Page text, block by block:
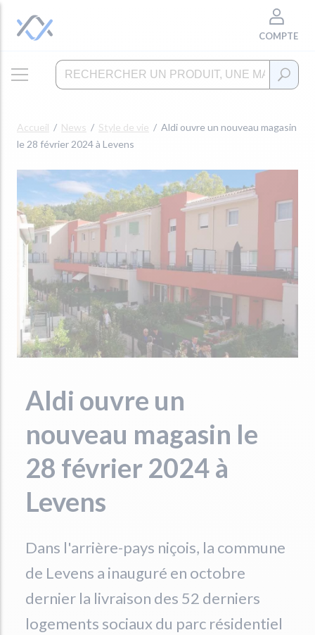
COMPTE
Accueil News Style de vie
Aldi ouvre un nouveau magasin
le 28 février 2024 à Levens
Aldi ouvre un
nouveau magasin le
28 février 2024 à
Levens
Dans l'arrière-pays niçois, la commune
de Levens a inauguré en octobre
dernier la livraison des 52 derniers
logements sociaux du parc résidentiel